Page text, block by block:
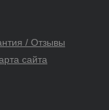
/ Отзывы
сайта